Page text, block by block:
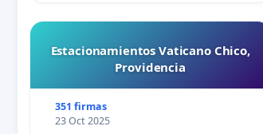
Estacionamientos Vaticano Chico,
Providencia
351 firmas
23 Oct 2025